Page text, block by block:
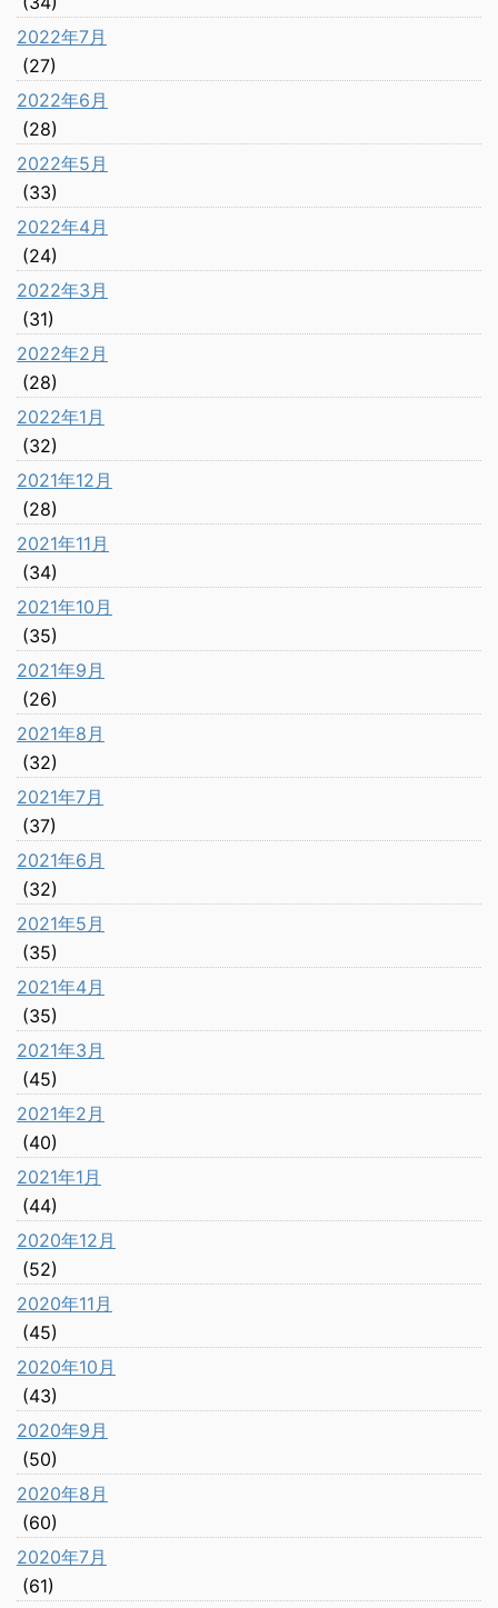
2022年7月
(27)
2022年6月
(28)
2022年5月
(33)
2022年4月
(24)
2022年3月
(31)
2022年2月
(28)
2022年1月
(32)
2021年12月
(28)
2021年11月
(34)
2021年10月
(35)
2021年9月
(26)
2021年8月
(32)
2021年7月
(37)
2021年6月
(32)
2021年5月
(35)
2021年4月
(35)
2021年3月
(45)
2021年2月
(40)
2021年1月
(44)
2020年12月
(52)
2020年11月
(45)
2020年10月
(43)
2020年9月
(50)
2020年8月
(60)
2020年7月
(61)